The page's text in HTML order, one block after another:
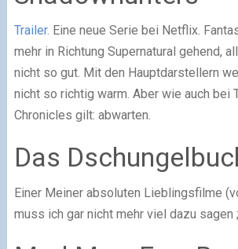
Trailer. Eine neue Serie bei Netflix.
mehr in Richtung Supernatural gehend,
nicht so gut. Mit den Hauptdarstellern
nicht so richtig warm. Aber wie auch bei
Chronicles gilt: abwarten.
Das
Einer Meiner absoluten Lieblingsfilme
muss ich gar nicht mehr viel dazu sagen